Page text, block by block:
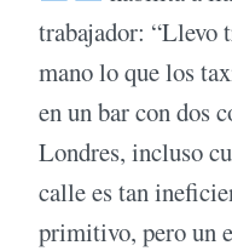
trabajador: “Llevo
mano lo que los
en un bar con dos
Londres, incluso
calle es tan
primitivo, pero un